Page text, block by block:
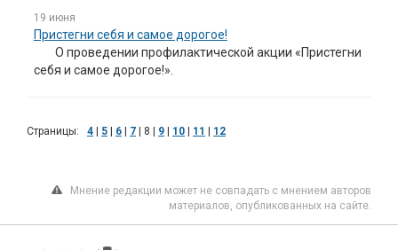
19 июня
Пристегни себя и самое дорогое!
О проведении профилактической акции «Пристегни
себя и самое дорогое!».
Страницы: 4 5 6 7 8 9 10 11 12
Мнение редакции может не совпадать с мнением авторов
материалов, опубликованных на сайте.